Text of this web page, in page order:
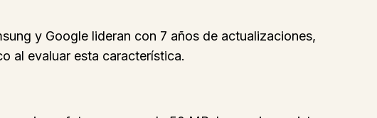
y Google lideran con 7 años de actualizaciones,
al evaluar esta característica.